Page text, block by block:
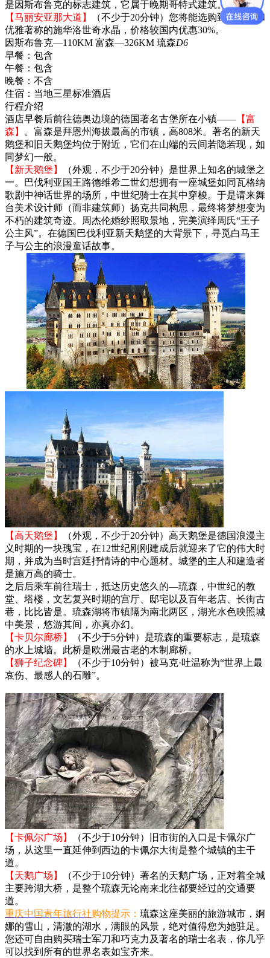
是因斯布鲁克的标志建筑，它属于晚期哥特式建筑。
【马丽安亚那大道】
（不少于20分钟）您将能选购到以圣洁和
优雅著称的施华洛世奇水晶，价格较国内优惠30%。
因斯布鲁克—110KM 富森—326KM 琉森D6
早餐： 包含
午餐： 包含
晚餐： 不含
住宿： 当地三星标准酒店
行程介绍
酒店早餐后前往德奥边境的德国著名古堡所在小镇—— 【富
森】
。富森是拜恩州海拔最高的市镇，高808米。著名的新天
鹅堡和旧天鹅堡均位于附近，它们在山端的云间若隐若现，如
同梦幻一般。
【新天鹅堡】
（外观，不少于20分钟）是世界上知名的城堡之
一。巴伐利亚国王路德维希二世幻想拥有一座城堡如同瓦格纳
歌剧中神话世界的场所，中世纪骑士在其中穿梭。于是请来舞
台美术设计师（而非建筑师）扬克共同构思，最终将梦想变为
不朽的建筑奇迹。周杰伦婚纱照取景地，完美演绎周氏“王子
公主风”。在德国巴伐利亚新天鹅堡的大背景下，寻觅白马王
子与公主的浪漫童话故事。
【高天鹅堡】
（外观，不少于20分钟）高天鹅堡是德国浪漫主
义时期的一块瑰宝，在12世纪刚刚建成后就迎来了它的伟大时
期，并成为当时宫廷抒情诗的中心题材。城堡的主人和建造者
是施万高的骑士。
之后后乘车前往瑞士，抵达历史悠久的—琉森，中世纪的教
堂、塔楼，文艺复兴时期的宫厅、邸宅以及百年老店、长街古
巷，比比皆是。琉森湖将市镇隔为南北两区，湖光水色映照城
中美景，悠游其间，亦真亦幻。
【卡贝尔廊桥】
（不少于5分钟）是琉森的重要标志，是琉森
的水上城墙。此桥是欧洲最古老的木制廊桥。
【狮子纪念碑】
（不少于10分钟）被马克·吐温称为“世界上最
哀伤、最感人的石雕”。
【卡佩尔广场】
（不少于10分钟）旧市街的入口是卡佩尔广
场，从这里一直延伸到西边的卡佩尔大街是整个城镇的主干
道。
【天鹅广场】
（不少于10分钟）著名的天鹅广场，正对着全城
主要跨湖大桥，是整个琉森无论南来北往都要经过的交通要
道。
重庆中国青年旅行社购物提示： 琉森这座美丽的旅游城市，婀
娜的雪山，清澈的湖水，满眼的风景，绝对值得您为她驻足。
您还可自由购买瑞士军刀和巧克力及著名的瑞士名表，你几乎
可以找到所有的世界名表如宝齐来。